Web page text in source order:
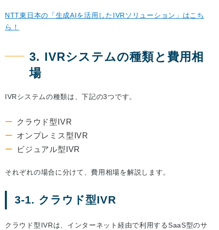
NTT東日本の「生成AIを活用したIVRソリューション」はこち
ら！
3. IVRシステムの種類と費用相
場
IVRシステムの種類は、下記の3つです。
クラウド型IVR
オンプレミス型IVR
ビジュアル型IVR
それぞれの場合に分けて、費用相場を解説します。
3-1. クラウド型IVR
クラウド型IVRは、インターネット経由で利用するSaaS型のサ